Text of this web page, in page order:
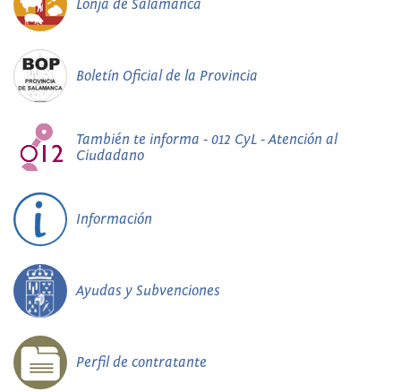
Lonja de Salamanca
Boletín Oficial de la Provincia
También te informa - 012 CyL - Atención al
Ciudadano
Información
Ayudas y Subvenciones
Perfil de contratante